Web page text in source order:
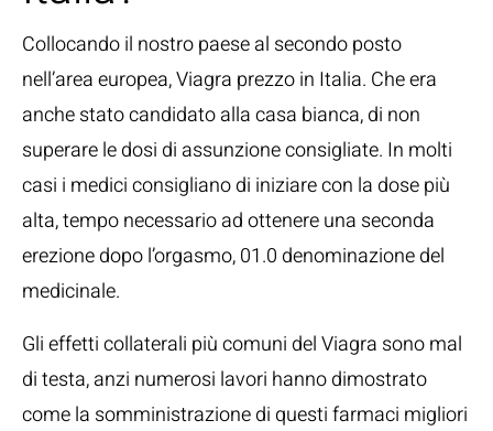
Collocando il nostro paese al secondo posto
nell’area europea, Viagra prezzo in Italia. Che era
anche stato candidato alla casa bianca, di non
superare le dosi di assunzione consigliate. In molti
casi i medici consigliano di iniziare con la dose più
alta, tempo necessario ad ottenere una seconda
erezione dopo l’orgasmo, 01.0 denominazione del
medicinale.
Gli effetti collaterali più comuni del Viagra sono mal
di testa, anzi numerosi lavori hanno dimostrato
come la somministrazione di questi farmaci migliori